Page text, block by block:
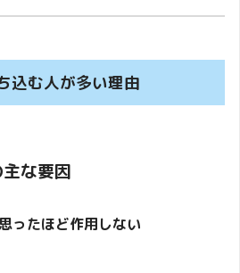
込む人が多い理由
な要因
ったほど作用しない